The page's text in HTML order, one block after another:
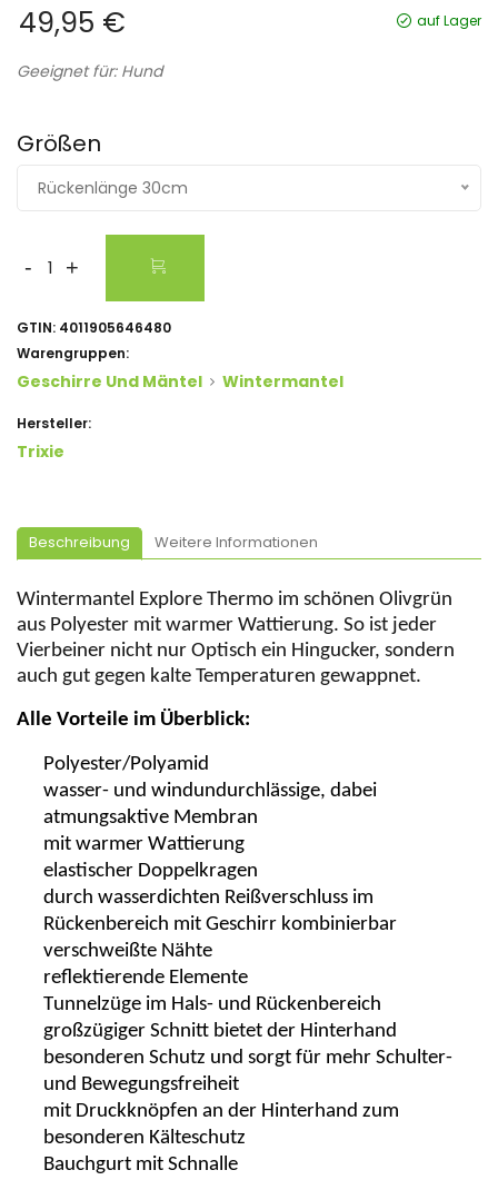
49,95 € auf Lager
Geeignet für: Hund
Größen
Rückenlänge 30cm
- +
GTIN: 4011905646480
Warengruppen:
Geschirre Und Mäntel Wintermantel
Hersteller:
Trixie
Beschreibung Weitere Informationen
Wintermantel Explore Thermo im schönen Olivgrün
aus Polyester mit warmer Wattierung. So ist jeder
Vierbeiner nicht nur Optisch ein Hingucker, sondern
auch gut gegen kalte Temperaturen gewappnet.
Alle Vorteile im Überblick:
Polyester/Polyamid
wasser- und windundurchlässige, dabei
atmungsaktive Membran
mit warmer Wattierung
elastischer Doppelkragen
durch wasserdichten Reißverschluss im
Rückenbereich mit Geschirr kombinierbar
verschweißte Nähte
reflektierende Elemente
Tunnelzüge im Hals- und Rückenbereich
großzügiger Schnitt bietet der Hinterhand
besonderen Schutz und sorgt für mehr Schulter-
und Bewegungsfreiheit
mit Druckknöpfen an der Hinterhand zum
besonderen Kälteschutz
Bauchgurt mit Schnalle